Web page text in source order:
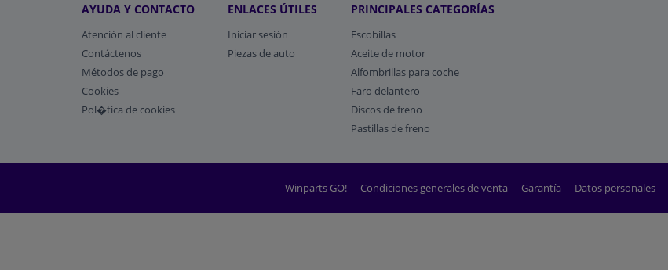
AYUDA Y CONTACTO
Atención al cliente
Contáctenos
Métodos de pago
​Cookies
Pol�tica de cookies
ENLACES ÚTILES
Iniciar sesión
Piezas de auto
PRINCIPALES CATEGORÍAS
Escobillas
Aceite de motor
Alfombrillas para coche
Faro delantero
Discos de freno
Pastillas de freno
Winparts GO! Condiciones generales de venta Garantía Datos personales